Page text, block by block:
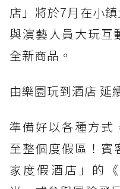
店」將於7月在小
與演藝人員大玩互
全新商品。
由樂園玩到酒店 延
準備好以各種方式
至整個度假區！賓
家度假酒店」的